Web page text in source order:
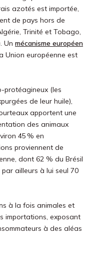
azotés est importée,
de pays hors de
Trinité et Tobago,
Un mécanisme européen
Union européenne est
protéagineux (les
de leur huile),
apportent une
des animaux
45 % en
proviennent de
, dont 62 % du Brésil
ailleurs à lui seul 70
à la fois animales et
importations, exposant
à des aléas